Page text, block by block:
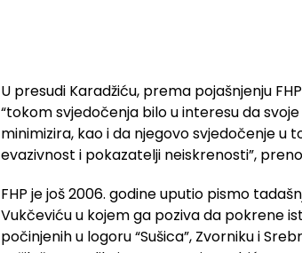
U presudi Karadžiću, prema pojašnjenju
“tokom svjedočenja bilo u interesu da
minimizira, kao i da njegovo svjedočenje
evazivnost i pokazatelji neiskrenosti”,
FHP je još 2006. godine uputio pismo
Vukčeviću u kojem ga poziva da pokrene
počinjenih u logoru “Sušica”, Zvorniku i